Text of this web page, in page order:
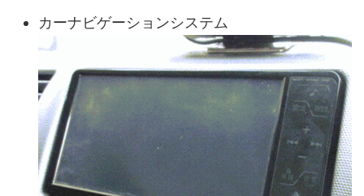
カーナビゲーションシステム